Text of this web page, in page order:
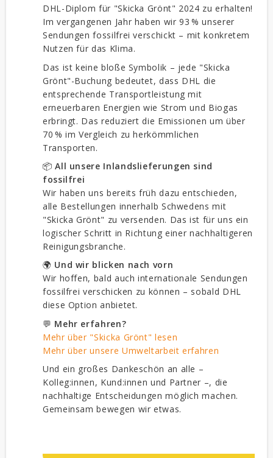
DHL-Diplom für "Skicka Grönt" 2024 zu erhalten!
Im vergangenen Jahr haben wir 93 % unserer
Sendungen fossilfrei verschickt – mit konkretem
Nutzen für das Klima.
Das ist keine bloße Symbolik – jede "Skicka
Grönt"-Buchung bedeutet, dass DHL die
entsprechende Transportleistung mit
erneuerbaren Energien wie Strom und Biogas
erbringt. Das reduziert die Emissionen um über
70 % im Vergleich zu herkömmlichen
Transporten.
📦All unsere Inlands­lieferungen sind
fossilfrei
Wir haben uns bereits früh dazu entschieden,
alle Bestellungen innerhalb Schwedens mit
"Skicka Grönt" zu versenden. Das ist für uns ein
logischer Schritt in Richtung einer nachhaltigeren
Reinigungsbranche.
🌍 Und wir blicken nach vorn
Wir hoffen, bald auch internationale Sendungen
fossilfrei verschicken zu können – sobald DHL
diese Option anbietet.
💬 Mehr erfahren?
Mehr über "Skicka Grönt" lesen
Mehr über unsere Umweltarbeit erfahren
Und ein großes Dankeschön an alle –
Kolleg:innen, Kund:innen und Partner –, die
nachhaltige Entscheidungen möglich machen.
Gemeinsam bewegen wir etwas.